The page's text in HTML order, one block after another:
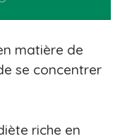
matière de
se concentrer
riche en